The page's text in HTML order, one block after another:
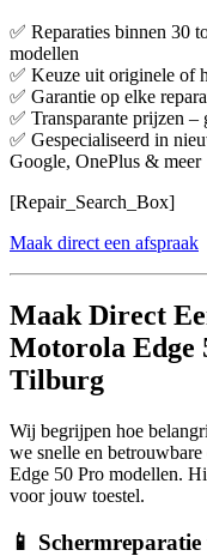
✅ Reparaties binnen 30
modellen
✅ Keuze uit originele of
✅ Garantie op elke
✅ Transparante prijzen –
✅ Gespecialiseerd in
Google, OnePlus & meer
[Repair_Search_Box]
Maak direct een afspraak
Maak Direct
Motorola Edge
Tilburg
Wij begrijpen hoe
we snelle en
Edge 50 Pro modellen.
voor jouw toestel.
📱